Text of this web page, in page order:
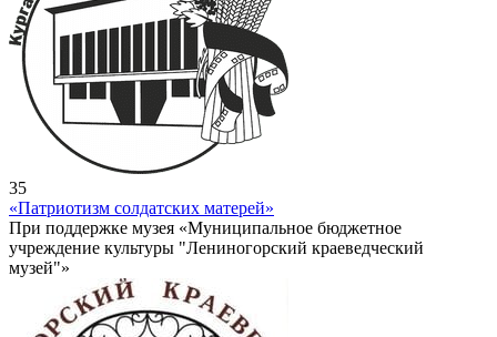
35
«Патриотизм солдатских матерей»
При поддержке музея «Муниципальное бюджетное
учреждение культуры "Лениногорский краеведческий
музей"»